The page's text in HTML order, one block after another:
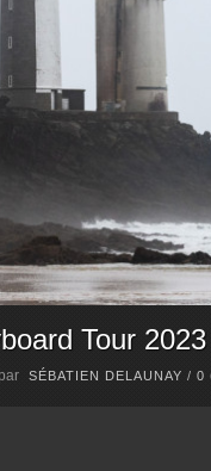
Tour
SÉBATIEN DELAUNAY / 0